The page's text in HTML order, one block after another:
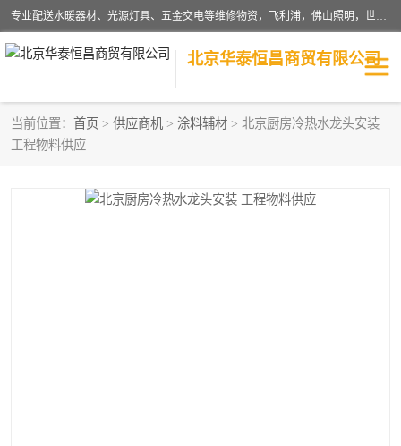
专业配送水暖器材、光源灯具、五金交电等维修物资，飞利浦，佛山照明，世达，博世，九牧，特陶等各产品涉及国内外知名品牌。公司专注与物业、学校、酒店、工厂等单位合作，提供一站式配送服务，降低客户综合成本。依托电子商务改变传统模式，以专业的团队为客户提供24H物资配送到达，货到月结、统一开票，便捷退换等服务，提高了企业的运营效率。
北京华泰恒昌商贸有限公司
当前位置： 首页 > 供应商机 > 涂料辅材 > 北京厨房冷热水龙头安装
工程物料供应
水暖阀门
涂料辅材